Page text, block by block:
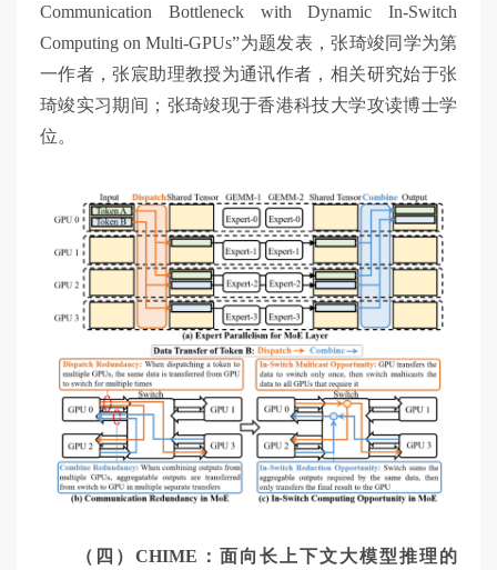
Communication Bottleneck with Dynamic In-Switch
Computing on Multi-GPUs”为题发表，张琦竣同学为第
一作者，张宸助理教授为通讯作者，相关研究始于张
琦竣实习期间；张琦竣现于香港科技大学攻读博士学
位。
（四）CHIME：面向长上下文大模型推理的